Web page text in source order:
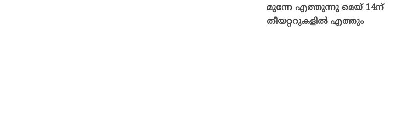
മുന്നേ എത്തുന്നു മെയ് 14ന്
തീയറ്ററുകളിൽ എത്തും